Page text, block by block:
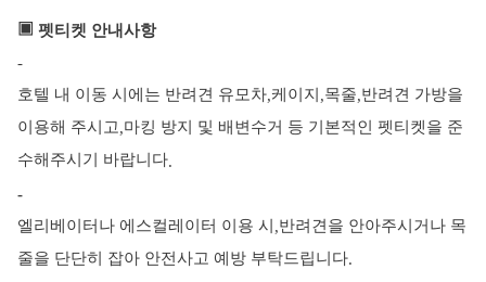
▣ 펫티켓 안내사항
-
호텔 내 이동 시에는 반려견 유모차,케이지 ,목줄,반려견 가방을
이용해 주시고,마킹 방지 및 배변수거 등 기본적인 펫티켓을 준
수해주시기 바랍니다.
-
엘리베이터나 에스컬레이터 이용 시 ,반려견을 안아주시거나 목
줄을 단단히 잡아 안전사고 예방 부탁드립니다.